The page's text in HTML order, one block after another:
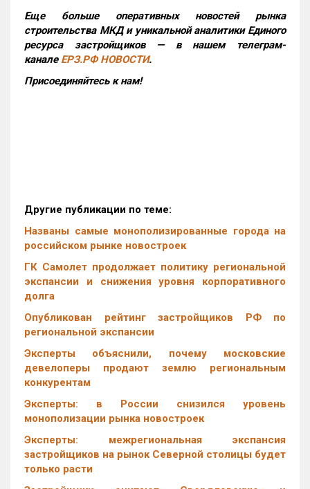
Еще больше оперативных новостей рынка
строительства МКД и уникальной аналитики Единого
ресурса застройщиков — в нашем телеграм-
канале ЕРЗ.РФ НОВОСТИ.
Присоединяйтесь к нам!
Другие публикации по теме:
Названы самые монополизированные города на
российском рынке новостроек
ГК Самолет продолжает политику региональной
экспансии и снижения уровня корпоративного
долга
Опубликован рейтинг застройщиков РФ по
региональной экспансии
Эксперты объяснили, почему московские
девелоперы продают землю региональным
конкурентам
Эксперты: в России снизился уровень
монополизации рынка новостроек
Эксперты: межрегиональная экспансия
застройщиков на рынок Северной столицы будет
только расти